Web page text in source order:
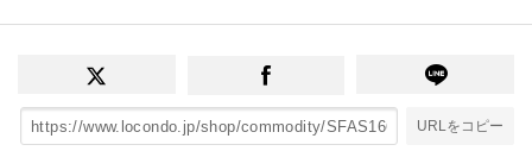
URLをコピー